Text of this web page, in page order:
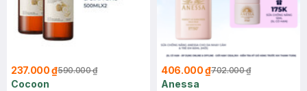
237.000 ₫590.000 ₫
Cocoon
406.000 ₫702.000 ₫
Anessa